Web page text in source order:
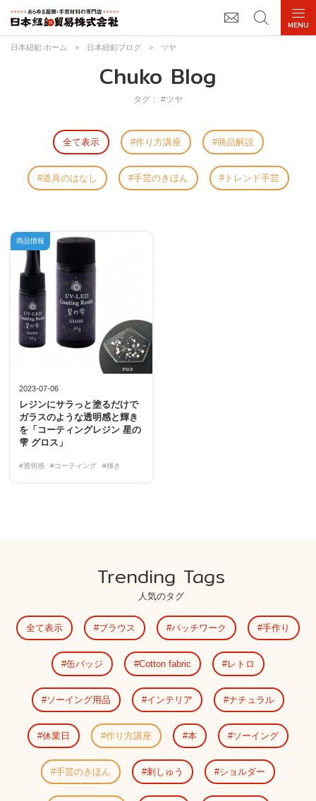
日本紐釦 ホーム > 日本紐釦ブログ > ツヤ
Chuko Blog
タグ： #ツヤ
全て表示 作り方講座 商品解説
道具のはなし 手芸のきほん トレンド手芸
2023-07-06
レジンにサラっと塗るだけで
ガラスのような透明感と輝き
を「コーティングレジン 星の
雫 グロス」
#透明感 #コーティング #輝き
商品情報
Trending Tags
人気のタグ
全て表示 ブラウス パッチワーク 手作り
缶バッジ Cotton fabric レトロ
ソーイング用品 インテリア ナチュラル
休業日 作り方講座 本 ソーイング
手芸のきほん 刺しゅう ショルダー